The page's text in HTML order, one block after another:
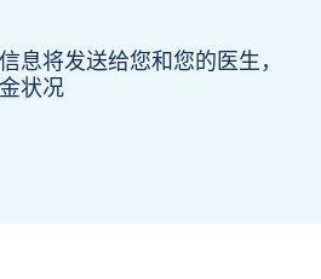
息将发送给您和您的医生，
状况